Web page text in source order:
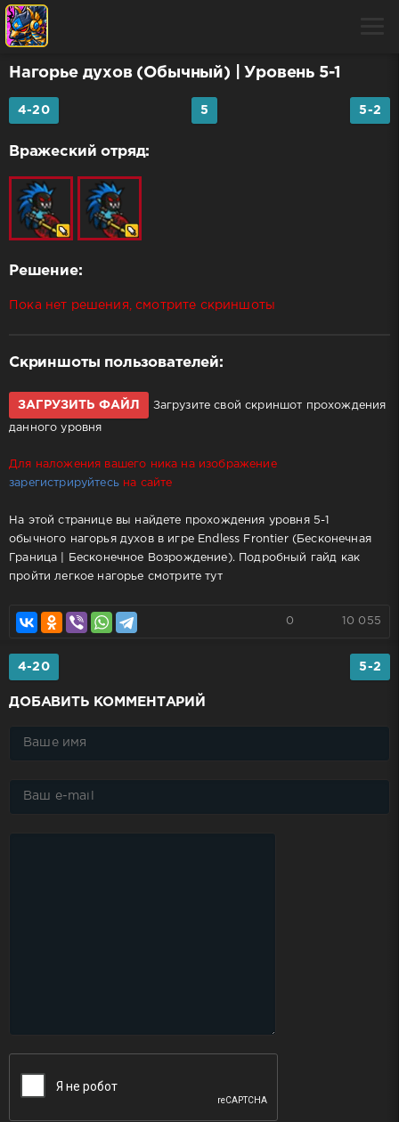
Нагорье духов (Обычный) | Уровень 5-1
4-20 5 5-2
Вражеский отряд:
Решение:
Пока нет решения, смотрите скриншоты
Скриншоты пользователей:
ЗАГРУЗИТЬ ФАЙЛ Загрузите свой скриншот прохождения
данного уровня
Для наложения вашего ника на изображение
зарегистрируйтесьна сайте
На этой странице вы найдете прохождения уровня 5-1
обычного нагорья духов в игре Endless Frontier (Бесконечная
Граница | Бесконечное Возрождение). Подробный гайд как
пройти легкое нагорье смотрите тут
0 10 055
4-20 5-2
ДОБАВИТЬ КОММЕНТАРИЙ